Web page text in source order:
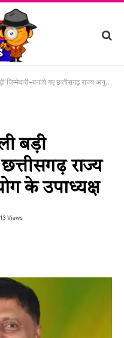
बनाये गए छत्तीसगढ़ राज्य अनुसूचित जाति आयोग के उपाध्यक्ष
बड़ी
राज्य
के उपाध्यक्ष
Views